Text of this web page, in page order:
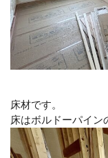
床材です。
床はボルドーパイン